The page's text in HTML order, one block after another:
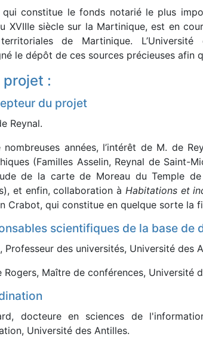
qui constitue le fonds notarié le plus
XVIIIe siècle sur la Martinique, est en
de Martinique.
le dépôt de ces sources précieuses afin
projet :
du projet
Reynal.
nombreuses années, l’intérêt de M. de
(Familles Asselin, Reynal de Saint-
de la carte de Moreau du Temple
et enfin, collaboration à Habitations et
Crabot, qui constitue en quelque sorte la
scientifiques de la base de
Professeur des universités, Université des
Rogers, Maître de conférences, Université
docteure en sciences de
Université des Antilles.